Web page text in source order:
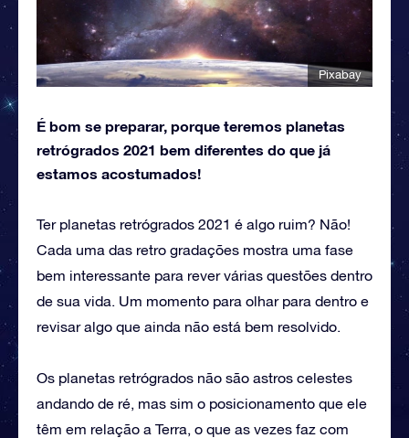
Pixabay
É bom se preparar, porque teremos planetas
retrógrados 2021 bem diferentes do que já
estamos acostumados!
Ter planetas retrógrados 2021 é algo ruim? Não!
Cada uma das retro gradações mostra uma fase
bem interessante para rever várias questões dentro
de sua vida. Um momento para olhar para dentro e
revisar algo que ainda não está bem resolvido.
Os planetas retrógrados não são astros celestes
andando de ré, mas sim o posicionamento que ele
têm em relação a Terra, o que as vezes faz com